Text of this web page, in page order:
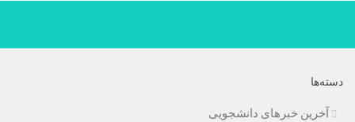
دسته‌ها
آخرین خبرهای دانشجویی